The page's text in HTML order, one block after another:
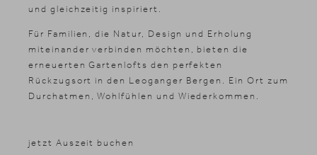
und gleichzeitig inspiriert.
Für Familien, die Natur, Design und Erholung
miteinander verbinden möchten, bieten die
erneuerten Gartenlofts den perfekten
Rückzugsort in den Leoganger Bergen. Ein Ort zum
Durchatmen, Wohlfühlen und Wiederkommen.
jetzt Auszeit buchen